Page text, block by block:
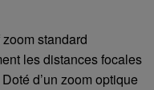
standard
les distances focales
d’un zoom optique